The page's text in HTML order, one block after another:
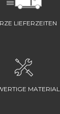
LIEFERZEITEN